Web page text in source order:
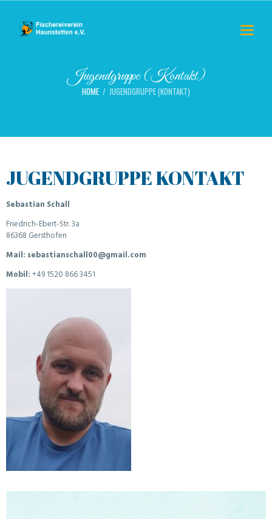
Jugendgruppe (Kontakt)
HOME JUGENDGRUPPE (KONTAKT)
JUGENDGRUPPE KONTAKT
Sebastian Schall
Friedrich-Ebert-Str. 3a
86368 Gersthofen
Mail: sebastianschall00@gmail.com
Mobil:+49 1520 866 3451